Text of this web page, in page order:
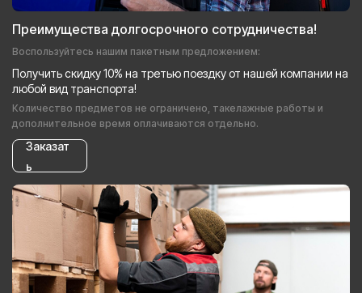
Преимущества долгосрочного сотрудничества!
Воспользуйтесь нашим пакетным предложением:
Получить скидку 10% на третью поездку от нашей компании на
любой вид транспорта!
Количество предметов не ограничено, такелажные работы и
дополнительное время оплачиваются отдельно.
Заказат
ь